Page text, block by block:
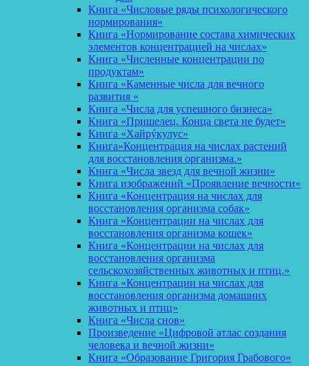
Книга «Числовые ряды психологического
нормирования»
Книга «Нормирование состава химических
элементов концентрацией на числах»
Книга «Численные концентрации по
продуктам»
Книга «Каменные числа для вечного
развития «
Книга «Числа для успешного бизнеса»
Книга «Пришелец. Конца света не будет»
Книга «Хайрýкулус»
Книга»Концентрация на числах растений
для восстановления организма.»
Книга «Числа звезд для вечной жизни»
Книга изображений «Проявление вечности»
Книга «Концентрация на числах для
восстановления организма собак»
Книга «Концентрации на числах для
восстановления организма кошек»
Книга «Концентрации на числах для
восстановления организма
сельскохозяйственных животных и птиц.»
Книга «Концентрации на числах для
восстановления организма домашних
животных и птиц»
Книга «Числа снов»
Произведение «Цифровой атлас создания
человека и вечной жизни»
Книга «Образование Григория Грабового»